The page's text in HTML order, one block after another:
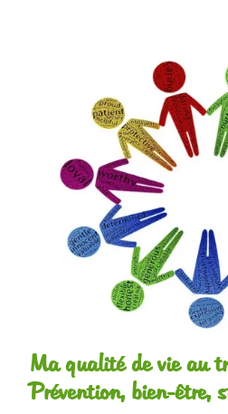
Ma qualité de vie au
Prévention, bien-être,